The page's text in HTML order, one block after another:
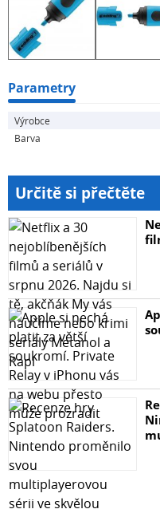
- vysoce kvalitní
Parametry
Výrobce
Barva
Určitě si přečtěte